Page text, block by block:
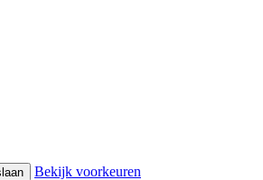
Bekijk voorkeuren